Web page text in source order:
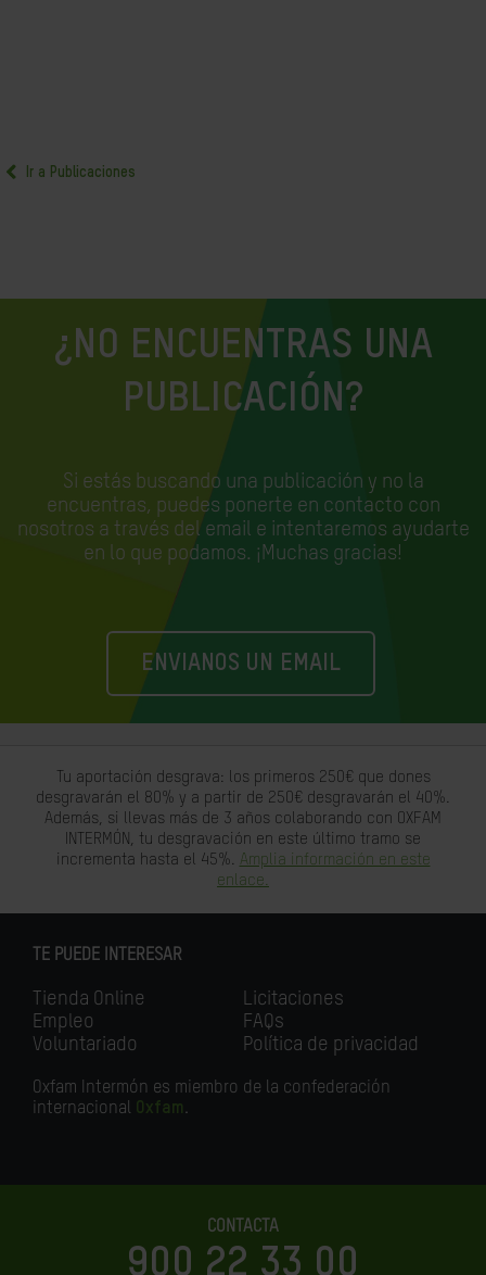
Ir a Publicaciones
¿NO ENCUENTRAS UNA
PUBLICACIÓN?
Si estás buscando una publicación y no la
encuentras, puedes ponerte en contacto con
nosotros a través del email e intentaremos ayudarte
en lo que podamos. ¡Muchas gracias!
ENVIANOS UN EMAIL
Tu aportación desgrava: los primeros 250€ que dones
desgravarán el 80% y a partir de 250€ desgravarán el 40%.
Además, si llevas más de 3 años colaborando con OXFAM
INTERMÓN, tu desgravación en este último tramo se
incrementa hasta el 45%. Amplia información en este
enlace.
TE PUEDE INTERESAR
Tienda Online
Empleo
Voluntariado
Licitaciones
FAQs
Política de privacidad
Oxfam Intermón es miembro de la confederación
internacional Oxfam.
CONTACTA
900 22 33 00